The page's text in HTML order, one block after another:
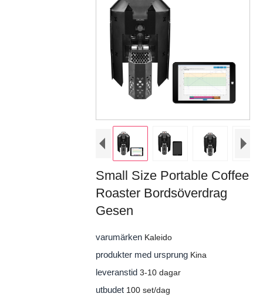
Small Size Portable Coffee
Roaster Bordsöverdrag
Gesen
varumärken Kaleido
produkter med ursprung Kina
leveranstid 3-10 dagar
utbudet 100 set/dag